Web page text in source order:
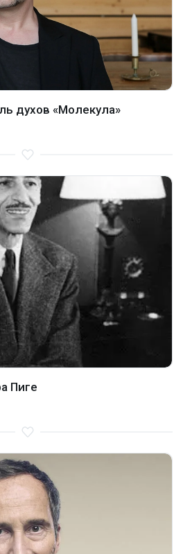
духов «Молекула»
Пиге